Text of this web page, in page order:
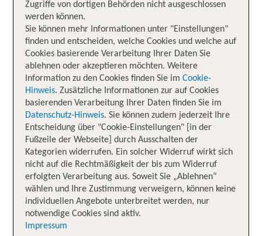
Zugriffe von dortigen Behörden nicht ausgeschlossen
werden können.
Sie können mehr Informationen unter "Einstellungen"
finden und entscheiden, welche Cookies und welche auf
Cookies basierende Verarbeitung Ihrer Daten Sie
ablehnen oder akzeptieren möchten. Weitere
Information zu den Cookies finden Sie im Cookie-
Hinweis. Zusätzliche Informationen zur auf Cookies
basierenden Verarbeitung Ihrer Daten finden Sie im
Datenschutz-Hinweis. Sie können zudem jederzeit Ihre
Entscheidung über "Cookie-Einstellungen" [in der
Fußzeile der Webseite] durch Ausschalten der
Kategorien widerrufen. Ein solcher Widerruf wirkt sich
nicht auf die Rechtmäßigkeit der bis zum Widerruf
erfolgten Verarbeitung aus. Soweit Sie „Ablehnen“
wählen und Ihre Zustimmung verweigern, können keine
individuellen Angebote unterbreitet werden, nur
notwendige Cookies sind aktiv.
Impressum